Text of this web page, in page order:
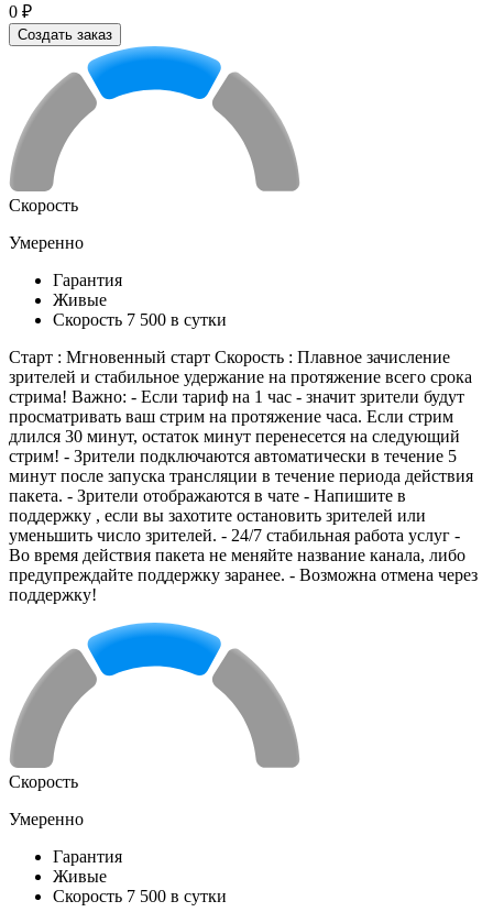
0 ₽
Создать заказ
Скорость
Умеренно
Гарантия
Живые
Скорость 7 500 в сутки
Старт : Мгновенный старт Скорость : Плавное зачисление
зрителей и стабильное удержание на протяжение всего срока
стрима! Важно: - Если тариф на 1 час - значит зрители будут
просматривать ваш стрим на протяжение часа. Если стрим
длился 30 минут, остаток минут перенесется на следующий
стрим! - Зрители подключаются автоматически в течение 5
минут после запуска трансляции в течение периода действия
пакета. - Зрители отображаются в чате - Напишите в
поддержку , если вы захотите остановить зрителей или
уменьшить число зрителей. - 24/7 стабильная работа услуг -
Во время действия пакета не меняйте название канала, либо
предупреждайте поддержку заранее. - Возможна отмена через
поддержку!
Скорость
Умеренно
Гарантия
Живые
Скорость 7 500 в сутки